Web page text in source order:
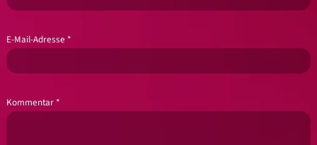
E-Mail-Adresse *
Kommentar *